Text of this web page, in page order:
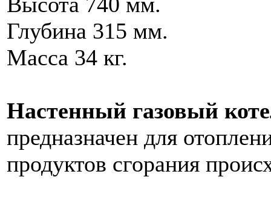
Глубина 315 мм.
Масса 34 кг.
Настенный газовый
предназначен для
продуктов сгорания